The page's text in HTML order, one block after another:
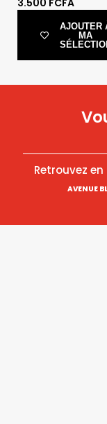
AJOUTER
MA
Retrouvez
AVENUE